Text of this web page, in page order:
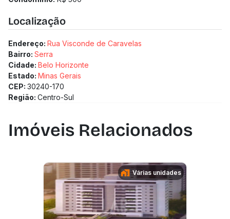
Localização
Endereço: Rua Visconde de Caravelas
Bairro: Serra
Cidade: Belo Horizonte
Estado: Minas Gerais
CEP: 30240-170
Região: Centro-Sul
Imóveis Relacionados
Várias unidades